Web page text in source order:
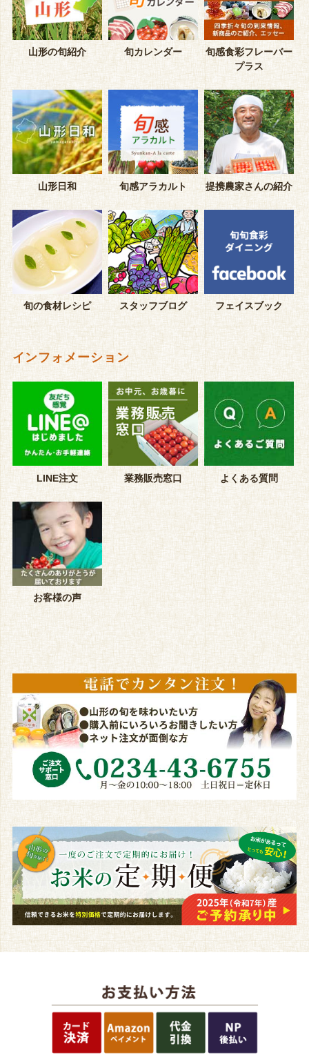
山形の旬紹介 旬カレンダー
旬感食彩フレーバー
プラス
山形日和 旬感アラカルト 提携農家さんの紹介
旬の食材レシピ スタッフブログ フェイスブック
インフォメーション
LINE注文 業務販売窓口 よくある質問
お客様の声